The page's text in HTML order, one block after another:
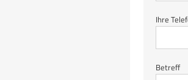
Ihre
Betreff